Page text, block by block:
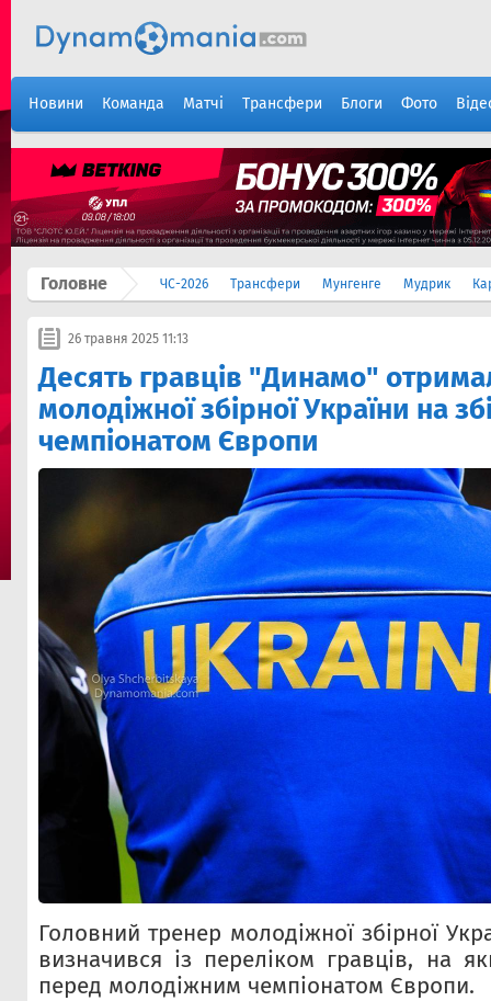
Новини Команда Матчі Трансфери Блоги Фото
Головне ЧС-2026 Трансфери Мунгенге Мудрик
26 травня 2025 11:13
Десять гравців "Динамо"
молодіжної збірної України на
чемпіонатом Європи
Головний тренер молодіжної збірної
визначився із переліком гравців, на
перед молодіжним чемпіонатом Європи.